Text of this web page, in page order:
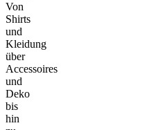
Von
Shirts
und
Kleidung
über
Accessoires
und
Deko
bis
hin